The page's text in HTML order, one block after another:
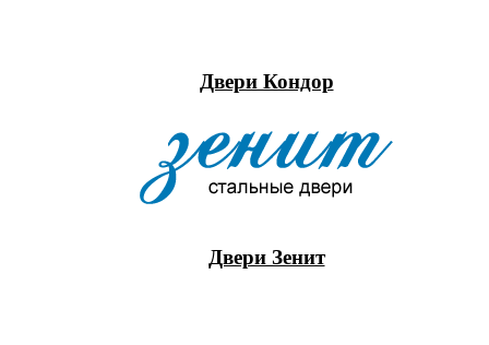
Двери Кондор
Двери Зенит